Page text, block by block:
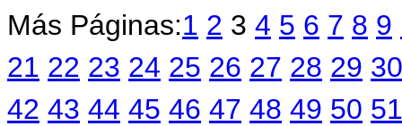
Más Páginas:1 2 3 4 5 6 7 8 9
21 22 23 24 25 26 27 28 29 30
42 43 44 45 46 47 48 49 50 51